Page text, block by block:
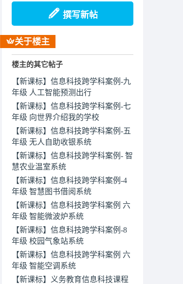
撰写新帖
关于楼主
楼主的其它帖子
【新课标】信息科技跨学科案例-九
年级 人工智能预测出行
【新课标】信息科技跨学科案例-七
年级 向世界介绍我的学校
【新课标】信息科技跨学科案例-五
年级 无人自助收银系统
【新课标】信息科技跨学科案例- 智
慧农业温室系统
【新课标】信息科技跨学科案例-4
年级 智慧图书借阅系统
【新课标】信息科技跨学科案例 六
年级 智能微波炉系统
【新课标】信息科技跨学科案例-8
年级 校园气象站系统
【新课标】信息科技跨学科案例 六
年级 智能空调系统
【新课标】义务教育信息科技课程